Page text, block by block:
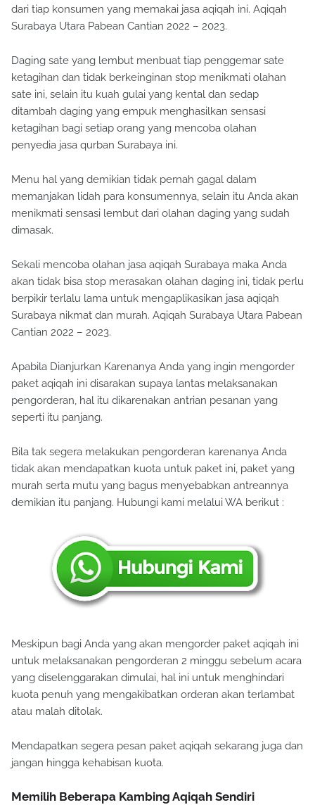
dari tiap konsumen yang memakai jasa aqiqah ini. Aqiqah
Surabaya Utara Pabean Cantian 2022 – 2023.
Daging sate yang lembut menbuat tiap penggemar sate
ketagihan dan tidak berkeinginan stop menikmati olahan
sate ini, selain itu kuah gulai yang kental dan sedap
ditambah daging yang empuk menghasilkan sensasi
ketagihan bagi setiap orang yang mencoba olahan
penyedia jasa qurban Surabaya ini.
Menu hal yang demikian tidak pernah gagal dalam
memanjakan lidah para konsumennya, selain itu Anda akan
menikmati sensasi lembut dari olahan daging yang sudah
dimasak.
Sekali mencoba olahan jasa aqiqah Surabaya maka Anda
akan tidak bisa stop merasakan olahan daging ini, tidak perlu
berpikir terlalu lama untuk mengaplikasikan jasa aqiqah
Surabaya nikmat dan murah. Aqiqah Surabaya Utara Pabean
Cantian 2022 – 2023.
Apabila Dianjurkan Karenanya Anda yang ingin mengorder
paket aqiqah ini disarakan supaya lantas melaksanakan
pengorderan, hal itu dikarenakan antrian pesanan yang
seperti itu panjang.
Bila tak segera melakukan pengorderan karenanya Anda
tidak akan mendapatkan kuota untuk paket ini, paket yang
murah serta mutu yang bagus menyebabkan antreannya
demikian itu panjang. Hubungi kami melalui WA berikut :
Meskipun bagi Anda yang akan mengorder paket aqiqah ini
untuk melaksanakan pengorderan 2 minggu sebelum acara
yang diselenggarakan dimulai, hal ini untuk menghindari
kuota penuh yang mengakibatkan orderan akan terlambat
atau malah ditolak.
Mendapatkan segera pesan paket aqiqah sekarang juga dan
jangan hingga kehabisan kuota.
Memilih Beberapa Kambing Aqiqah Sendiri